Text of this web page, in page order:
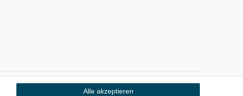
Alle akzeptieren